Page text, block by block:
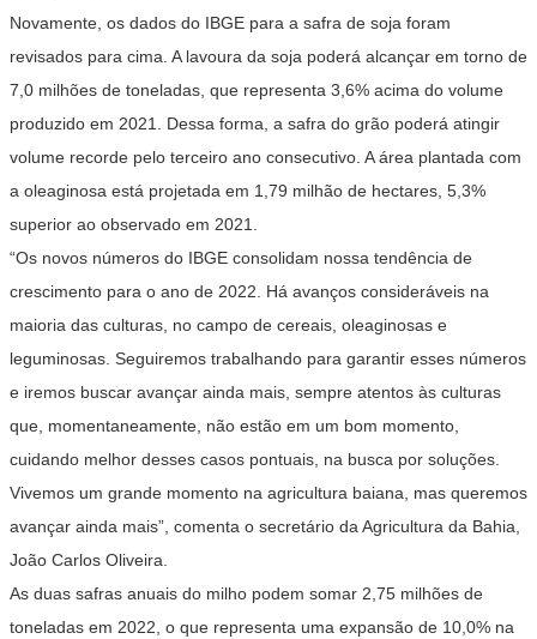
Novamente, os dados do IBGE para a safra de soja foram
revisados para cima. A lavoura da soja poderá alcançar em torno de
7,0 milhões de toneladas, que representa 3,6% acima do volume
produzido em 2021. Dessa forma, a safra do grão poderá atingir
volume recorde pelo terceiro ano consecutivo. A área plantada com
a oleaginosa está projetada em 1,79 milhão de hectares, 5,3%
superior ao observado em 2021.
“Os novos números do IBGE consolidam nossa tendência de
crescimento para o ano de 2022. Há avanços consideráveis na
maioria das culturas, no campo de cereais, oleaginosas e
leguminosas. Seguiremos trabalhando para garantir esses números
e iremos buscar avançar ainda mais, sempre atentos às culturas
que, momentaneamente, não estão em um bom momento,
cuidando melhor desses casos pontuais, na busca por soluções.
Vivemos um grande momento na agricultura baiana, mas queremos
avançar ainda mais”, comenta o secretário da Agricultura da Bahia,
João Carlos Oliveira.
As duas safras anuais do milho podem somar 2,75 milhões de
toneladas em 2022, o que representa uma expansão de 10,0% na